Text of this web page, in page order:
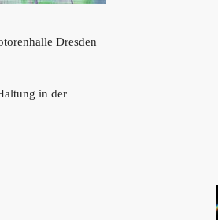
Dresden
in der